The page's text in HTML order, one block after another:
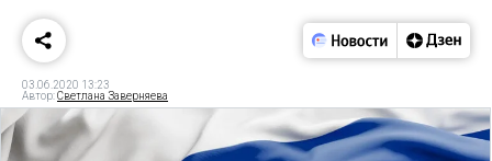
03.06.2020 13:23
Автор:Светлана Заверняева